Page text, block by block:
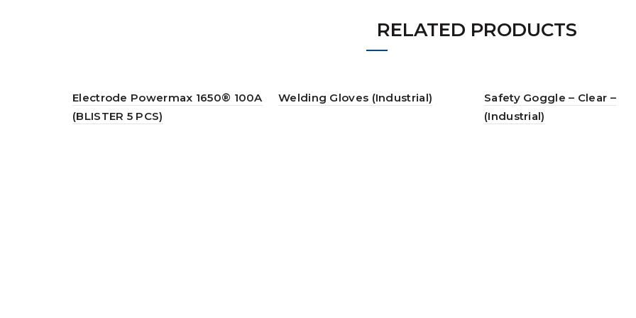
RELATED PRODUCTS
Electrode Powermax 1650® 100A
(BLISTER 5 PCS)
Welding Gloves (Industrial)
Safety Goggle – Clear –
(Industrial)